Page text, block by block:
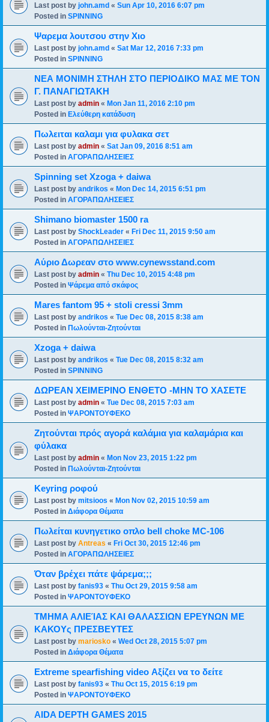
Last post by john.amd « Sun Apr 10, 2016 6:07 pm
Posted in SPINNING
Ψαρεμα λουτσου στην Χιο
Last post by john.amd « Sat Mar 12, 2016 7:33 pm
Posted in SPINNING
ΝΕΑ ΜΟΝΙΜΗ ΣΤΗΛΗ ΣΤΟ ΠΕΡΙΟΔΙΚΟ ΜΑΣ ΜΕ ΤΟΝ
Γ. ΠΑΝΑΓΙΩΤΑΚΗ
Last post by admin « Mon Jan 11, 2016 2:10 pm
Posted in Ελεύθερη κατάδυση
Πωλειται καλαμι για φυλακα σετ
Last post by admin « Sat Jan 09, 2016 8:51 am
Posted in ΑΓΟΡΑΠΩΛΗΣΕΙΕΣ
Spinning set Xzoga + daiwa
Last post by andrikos « Mon Dec 14, 2015 6:51 pm
Posted in ΑΓΟΡΑΠΩΛΗΣΕΙΕΣ
Shimano biomaster 1500 ra
Last post by ShockLeader « Fri Dec 11, 2015 9:50 am
Posted in ΑΓΟΡΑΠΩΛΗΣΕΙΕΣ
Αύριο Δωρεαν στο www.cynewsstand.com
Last post by admin « Thu Dec 10, 2015 4:48 pm
Posted in Ψάρεμα από σκάφος
Mares fantom 95 + stoli cressi 3mm
Last post by andrikos « Tue Dec 08, 2015 8:38 am
Posted in Πωλούνται-Ζητούνται
Xzoga + daiwa
Last post by andrikos « Tue Dec 08, 2015 8:32 am
Posted in SPINNING
ΔΩΡΕΑΝ ΧΕΙΜΕΡΙΝΟ ΕΝΘΕΤΟ -ΜΗΝ ΤΟ ΧΑΣΕΤΕ
Last post by admin « Tue Dec 08, 2015 7:03 am
Posted in ΨΑΡΟΝΤΟΥΦΕΚΟ
Ζητούνται πρός αγορά καλάμια για καλαμάρια και
φύλακα
Last post by admin « Mon Nov 23, 2015 1:22 pm
Posted in Πωλούνται-Ζητούνται
Keyring ροφού
Last post by mitsioos « Mon Nov 02, 2015 10:59 am
Posted in Διάφορα Θέματα
Πωλείται κυνηγετικο οπλο bell choke MC-106
Last post by Antreas « Fri Oct 30, 2015 12:46 pm
Posted in ΑΓΟΡΑΠΩΛΗΣΕΙΕΣ
Όταν βρέχει πάτε ψάρεμα;;;
Last post by fanis93 « Thu Oct 29, 2015 9:58 am
Posted in ΨΑΡΟΝΤΟΥΦΕΚΟ
ΤΜΗΜΑ ΑΛΙΕΊΑΣ ΚΑΙ ΘΑΛΑΣΣΙΩΝ ΕΡΕΥΝΩΝ ΜΕ
ΚΑΚΟΥς ΠΡΕΣΒΕΥΤΕΣ
Last post by mariosko « Wed Oct 28, 2015 5:07 pm
Posted in Διάφορα Θέματα
Extreme spearfishing video Αξίζει να το δείτε
Last post by fanis93 « Thu Oct 15, 2015 6:19 pm
Posted in ΨΑΡΟΝΤΟΥΦΕΚΟ
AIDA DEPTH GAMES 2015